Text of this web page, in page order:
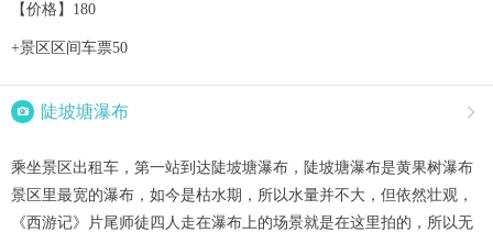
【价格】180
+景区区间车票50
 陡坡塘瀑布 
乘坐景区出租车，第一站到达陡坡塘瀑布，陡坡塘瀑布是黄果树瀑布
景区里最宽的瀑布，如今是枯水期，所以水量并不大，但依然壮观，
《西游记》片尾师徒四人走在瀑布上的场景就是在这里拍的，所以无